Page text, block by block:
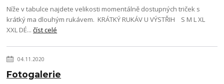
Níže v tabulce najdete velikosti momentálně dostupných triček s
krátký ma dlouhým rukávem. KRÁTKÝ RUKÁV U VÝSTŘIH S M L XL
XXL DÉ...číst celé
04.11.2020
Fotogalerie